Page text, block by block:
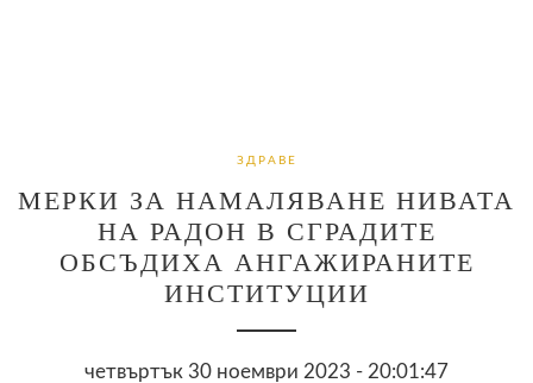
ЗДРАВЕ
МЕРКИ ЗА НАМАЛЯВАНЕ НИВАТА
НА РАДОН В СГРАДИТЕ
ОБСЪДИХА АНГАЖИРАНИТЕ
ИНСТИТУЦИИ
четвъртък 30 ноември 2023 - 20:01:47